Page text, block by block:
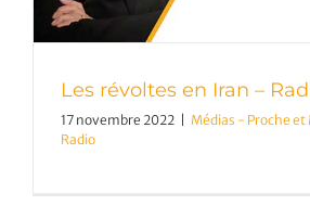
Les révoltes en Iran –
17 novembre 2022 Médias - Proche
Radio